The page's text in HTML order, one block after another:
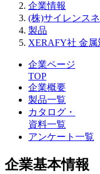
企業情報
(株)サイレンス
製品
XERAFY社 金
企業ページ
TOP
企業概要
製品一覧
カタログ・
資料一覧
アンケート一覧
企業基本情報